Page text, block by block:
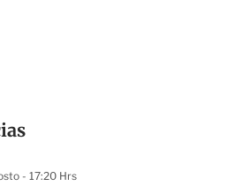
- 17:20 Hrs